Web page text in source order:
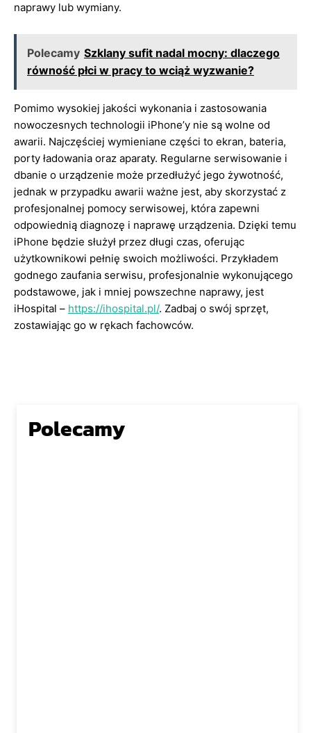
naprawy lub wymiany.
Polecamy Szklany sufit nadal mocny: dlaczego
równość płci w pracy to wciąż wyzwanie?
Pomimo wysokiej jakości wykonania i zastosowania
nowoczesnych technologii iPhone’y nie są wolne od
awarii. Najczęściej wymieniane części to ekran, bateria,
porty ładowania oraz aparaty. Regularne serwisowanie i
dbanie o urządzenie może przedłużyć jego żywotność,
jednak w przypadku awarii ważne jest, aby skorzystać z
profesjonalnej pomocy serwisowej, która zapewni
odpowiednią diagnozę i naprawę urządzenia. Dzięki temu
iPhone będzie służył przez długi czas, oferując
użytkownikowi pełnię swoich możliwości. Przykładem
godnego zaufania serwisu, profesjonalnie wykonującego
podstawowe, jak i mniej powszechne naprawy, jest
iHospital – https://ihospital.pl/. Zadbaj o swój sprzęt,
zostawiając go w rękach fachowców.
Polecamy